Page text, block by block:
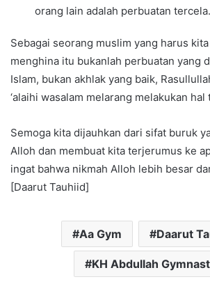
orang lain adalah perbuatan tercela.
Sebagai seorang muslim yang harus
menghina itu bukanlah perbuatan yang
Islam, bukan akhlak yang baik,
‘alaihi wasalam melarang melakukan hal
Semoga kita dijauhkan dari sifat buruk
Alloh dan membuat kita terjerumus ke
ingat bahwa nikmah Alloh lebih besar
[Daarut Tauhiid]
Aa Gym Daarut
KH Abdullah